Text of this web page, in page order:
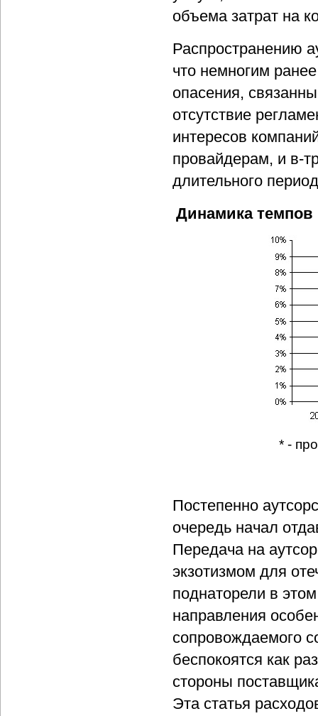
объема затрат на
Распространению
что немногим
опасения,
отсутствие
интересов
провайдерам, и в-
длительного
Динамика темпов
* -
Постепенно
очередь начал
Передача на
экзотизмом для
поднаторели в
направления
сопровождаемого
беспокоятся как
стороны
Эта статья